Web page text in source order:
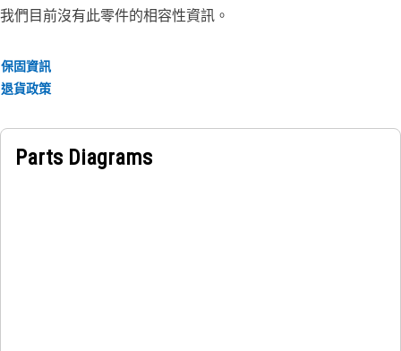
我們目前沒有此零件的相容性資訊。
保固資訊
退貨政策
Parts Diagrams